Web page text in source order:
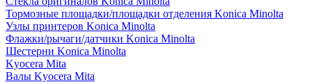
Тормозные площадки/площадки отделения Konica Minolta
Узлы принтеров Konica Minolta
Флажки/рычаги/датчики Konica Minolta
Шестерни Konica Minolta
Kyocera Mita
Валы Kyocera Mita